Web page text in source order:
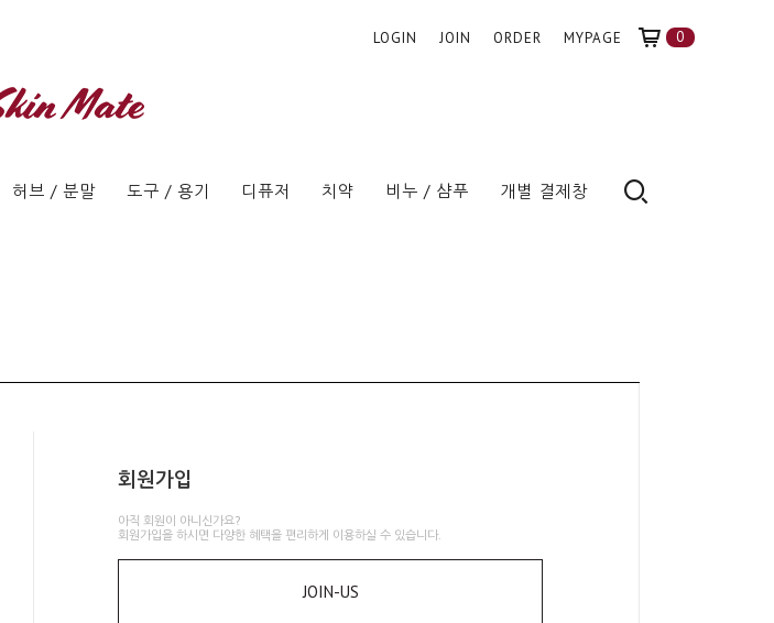
LOGIN JOIN ORDER MYPAGE 0
허브 / 분말 도구 / 용기 디퓨저 치약 비누 / 샴푸 개별 결제창
회원가입
아직 회원이 아니신가요?
회원가입을 하시면 다양한 혜택을 편리하게 이용하실 수 있습니다.
JOIN-US